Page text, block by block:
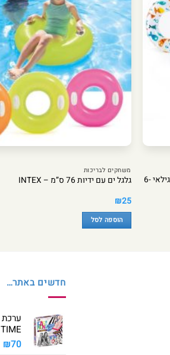
גלגל ים מתנפח מעוצב לים ולבריכה בעיצובי קיץ לגילאי 6-
משחקים לבריכות
גלגל ים עם ידיות 76 ס”מ – INTEX
₪25
הוספה לסל
חדשים באתר…
TIME
₪70